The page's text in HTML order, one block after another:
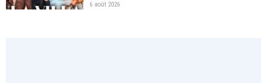
6 août 2026